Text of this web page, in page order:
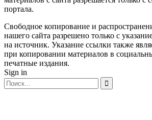
портала.
Свободное копирование и
нашего сайта разрешено только с
на источник. Указание ссылки также
при копировании материалов в
печатные издания.
Sign in